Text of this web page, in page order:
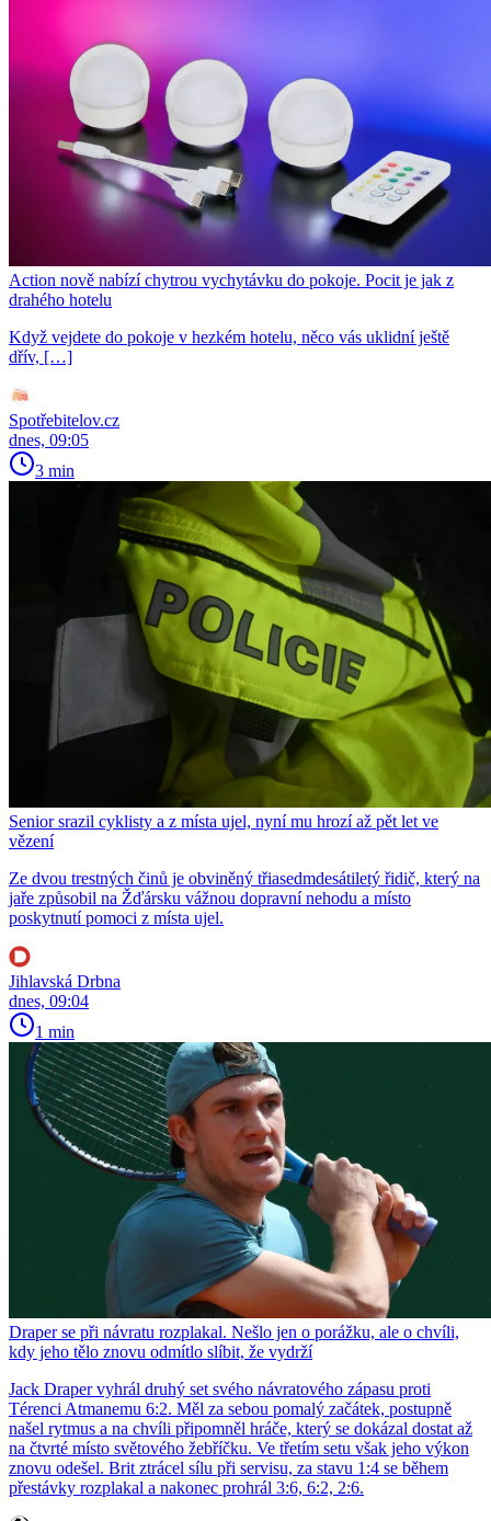
Action nově nabízí chytrou vychytávku do pokoje. Pocit je jak z
drahého hotelu
Když vejdete do pokoje v hezkém hotelu, něco vás uklidní ještě
dřív, […]
Spotřebitelov.cz
dnes, 09:05
3 min
Senior srazil cyklisty a z místa ujel, nyní mu hrozí až pět let ve
vězení
Ze dvou trestných činů je obviněný třiasedmdesátiletý řidič, který na
jaře způsobil na Žďársku vážnou dopravní nehodu a místo
poskytnutí pomoci z místa ujel.
Jihlavská Drbna
dnes, 09:04
1 min
Draper se při návratu rozplakal. Nešlo jen o porážku, ale o chvíli,
kdy jeho tělo znovu odmítlo slíbit, že vydrží
Jack Draper vyhrál druhý set svého návratového zápasu proti
Térenci Atmanemu 6:2. Měl za sebou pomalý začátek, postupně
našel rytmus a na chvíli připomněl hráče, který se dokázal dostat až
na čtvrté místo světového žebříčku. Ve třetím setu však jeho výkon
znovu odešel. Brit ztrácel sílu při servisu, za stavu 1:4 se během
přestávky rozplakal a nakonec prohrál 3:6, 6:2, 2:6.